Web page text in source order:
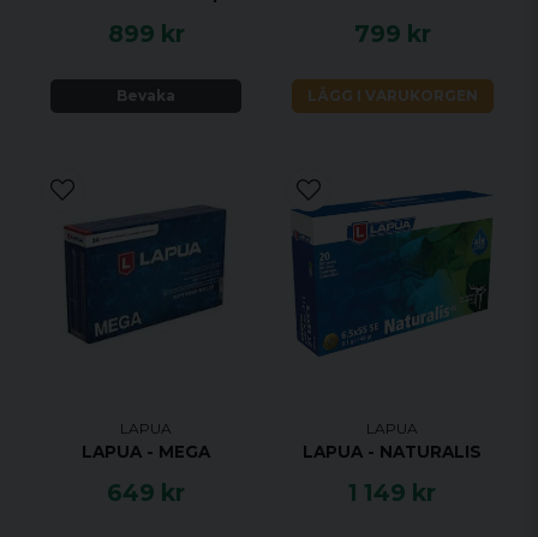
899 kr
Bevaka
799 kr
LÄGG I VARUKORGEN
LAPUA
LAPUA - MEGA
649 kr
LAPUA
LAPUA - NATURALIS
1 149 kr